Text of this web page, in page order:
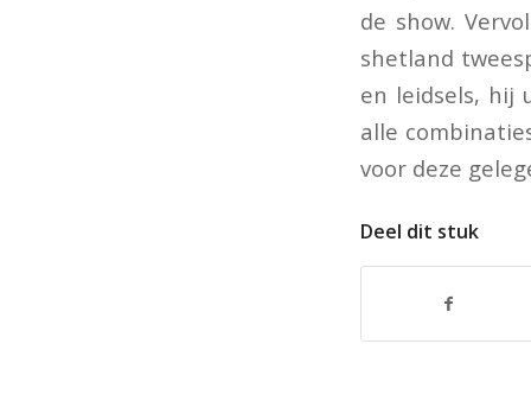
de show.
shetland
en leidsels, hij
alle
voor deze
Deel dit stuk